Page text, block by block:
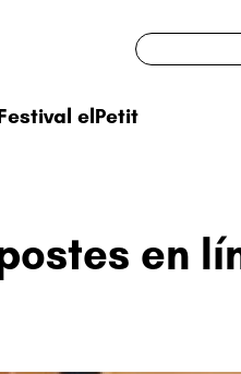
elPetit
en